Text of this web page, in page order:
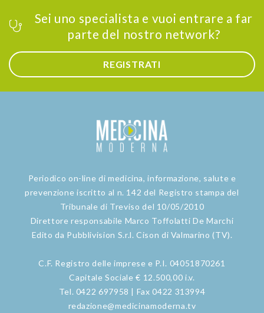
Sei uno specialista e vuoi entrare a far
parte del nostro network?
REGISTRATI
Periodico on-line di medicina, informazione, salute e
prevenzione iscritto al n. 142 del Registro stampa del
Tribunale di Treviso del 10/05/2010
Direttore responsabile Marco Toffolatti De Marchi
Edito da Pubblivision S.r.l. Cison di Valmarino (TV).
C.F. Registro delle imprese e P.I. 04051870261
Capitale Sociale € 12.500,00 i.v.
Tel. 0422 697958 | Fax 0422 313994
redazione@medicinamoderna.tv